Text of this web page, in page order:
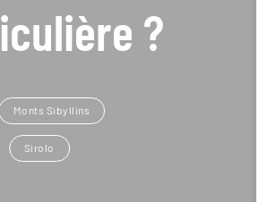
?
Monts Sibyllins
Sirolo